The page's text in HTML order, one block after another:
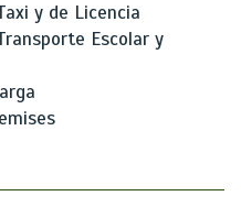
y de Licencia
Escolar y